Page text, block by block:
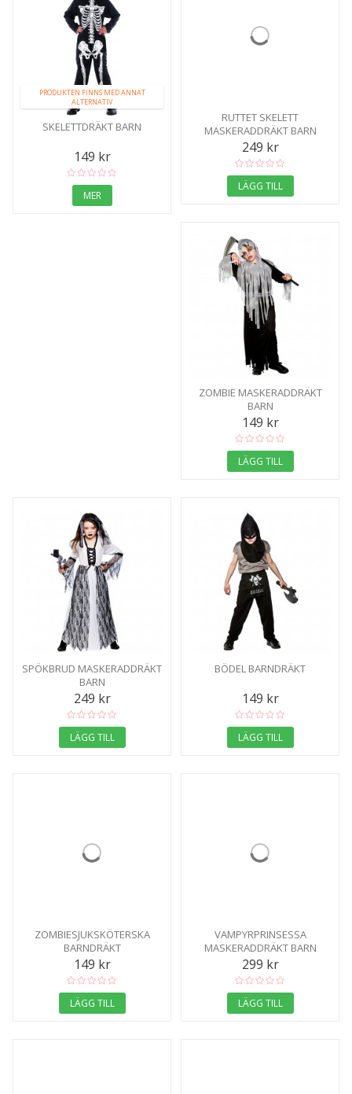
PRODUKTEN FINNS MED ANNAT
ALTERNATIV
SKELETTDRÄKT BARN
149 kr
MER
RUTTET SKELETT
MASKERADDRÄKT BARN
249 kr
LÄGG TILL
ZOMBIE MASKERADDRÄKT
BARN
149 kr
LÄGG TILL
SPÖKBRUD MASKERADDRÄKT
BARN
249 kr
LÄGG TILL
BÖDEL BARNDRÄKT
149 kr
LÄGG TILL
ZOMBIESJUKSKÖTERSKA
BARNDRÄKT
149 kr
LÄGG TILL
VAMPYRPRINSESSA
MASKERADDRÄKT BARN
299 kr
LÄGG TILL